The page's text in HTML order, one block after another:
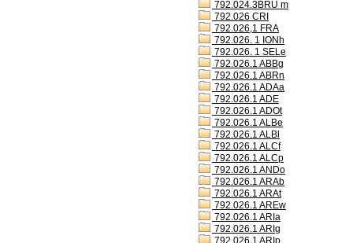
792.024.3BRU m
792.026 CRI
792.026,1 FRA
792.026. 1 IONh
792.026. 1 SELe
792.026.1 ABBg
792.026.1 ABRn
792.026.1 ADAa
792.026.1 ADE
792.026.1 ADOt
792.026.1 ALBe
792.026.1 ALBl
792.026.1 ALCf
792.026.1 ALCp
792.026.1 ANDo
792.026.1 ARAb
792.026.1 ARAt
792.026.1 AREw
792.026.1 ARIa
792.026.1 ARIg
792.026.1 ARIp